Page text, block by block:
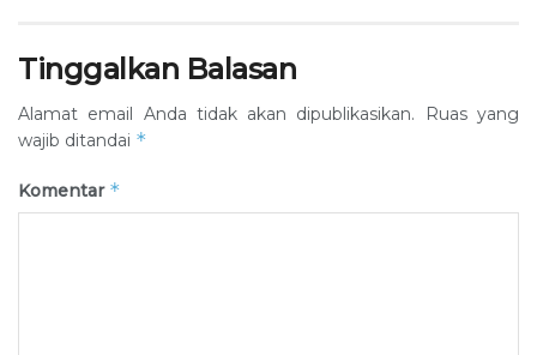
Tinggalkan Balasan
Alamat email Anda tidak akan dipublikasikan.
Ruas yang
wajib ditandai *
Komentar *